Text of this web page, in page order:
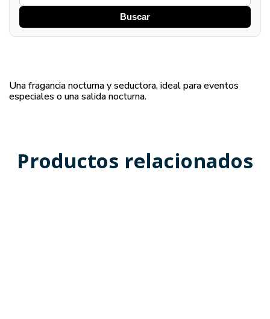
Buscar
Una fragancia nocturna y seductora, ideal para eventos
especiales o una salida nocturna.
Productos relacionados